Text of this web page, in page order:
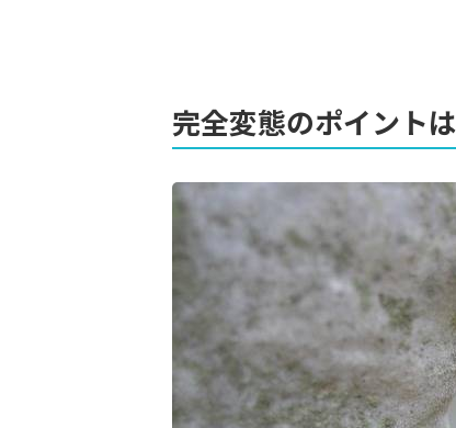
完全変態のポイントは